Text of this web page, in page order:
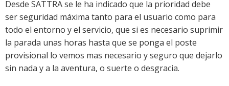
Desde SATTRA se le ha indicado que la prioridad debe
ser seguridad máxima tanto para el usuario como para
todo el entorno y el servicio, que si es necesario suprimir
la parada unas horas hasta que se ponga el poste
provisional lo vemos mas necesario y seguro que dejarlo
sin nada y a la aventura, o suerte o desgracia.